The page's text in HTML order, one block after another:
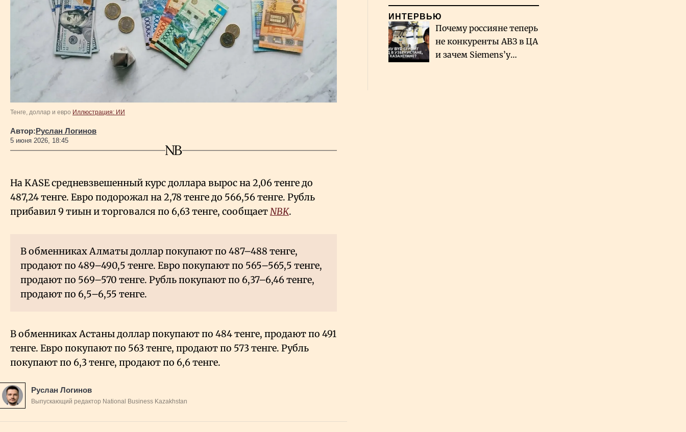
Геополитика
Исследования
Life & Arts
Все новости
Тенге, доллар и евро Иллюстрация: ИИ
Автор:Руслан Логинов
5 июня 2026, 18:45
На KASE средневзвешенный курс доллара вырос на 2,06 тенге до
487,24 тенге. Евро подорожал на 2,78 тенге до 566,56 тенге. Рубль
прибавил 9 тиын и торговался по 6,63 тенге, сообщает NBK.
В обменниках Алматы доллар покупают по 487–488 тенге,
продают по 489–490,5 тенге. Евро покупают по 565–565,5 тенге,
продают по 569–570 тенге. Рубль покупают по 6,37–6,46 тенге,
продают по 6,5–6,55 тенге.
В обменниках Астаны доллар покупают по 484 тенге, продают по 491
тенге. Евро покупают по 563 тенге, продают по 573 тенге. Рубль
покупают по 6,3 тенге, продают по 6,6 тенге.
Руслан Логинов
Выпускающий редактор National Business Kazakhstan
ИНТЕРВЬЮ
Почему россияне теперь
не конкуренты АВЗ в ЦА
и зачем Siemens’у